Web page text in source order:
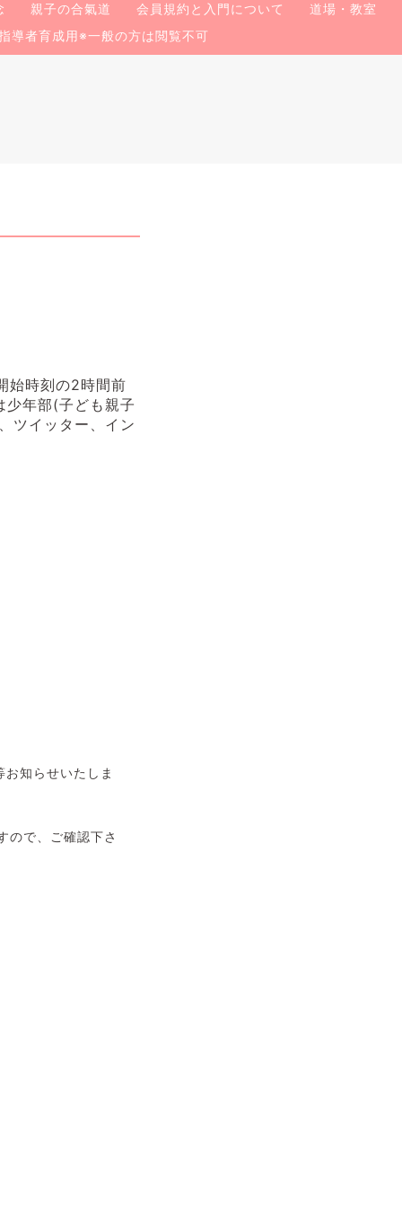
親子の合氣道 会員規約と入門について
道場・教室
導者育成用※一般の方は閲覧不可
始時刻の2時間前
少年部(子ども親子
ツイッター、イン
知らせいたしま
ので、ご確認下さ